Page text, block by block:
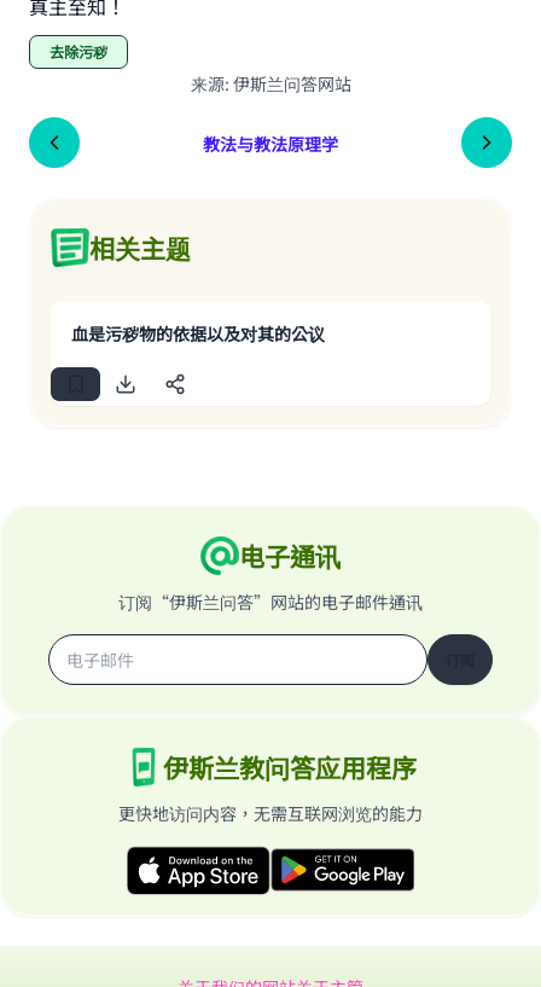
真主至知！
去除污秽
来源: 伊斯兰问答网站
教法与教法原理学
相关主题
血是污秽物的依据以及对其的公议
电子通讯
订阅“伊斯兰问答”网站的电子邮件通讯
伊斯兰教问答应用程序
更快地访问内容，无需互联网浏览的能力